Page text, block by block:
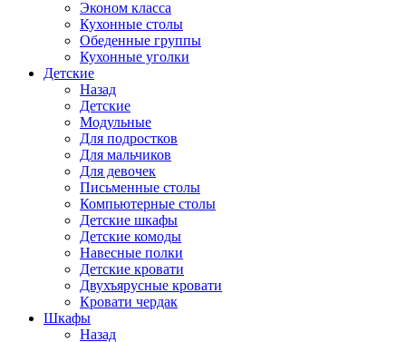
Эконом класса
Кухонные столы
Обеденные группы
Кухонные уголки
Детские
Назад
Детские
Модульные
Для подростков
Для мальчиков
Для девочек
Письменные столы
Компьютерные столы
Детские шкафы
Детские комоды
Навесные полки
Детские кровати
Двухъярусные кровати
Кровати чердак
Шкафы
Назад